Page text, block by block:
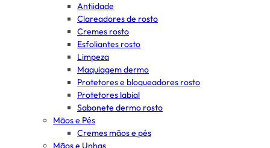
Antiidade
Clareadores de rosto
Cremes rosto
Esfoliantes rosto
Limpeza
Maquiagem dermo
Protetores e bloqueadores rosto
Protetores labial
Sabonete dermo rosto
Mãos e Pés
Cremes mãos e pés
Mãos e Unhas